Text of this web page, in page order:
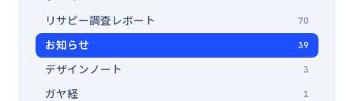
リサピー調査レポート 70
お知らせ 39
デザインノート 3
ガヤ経 1